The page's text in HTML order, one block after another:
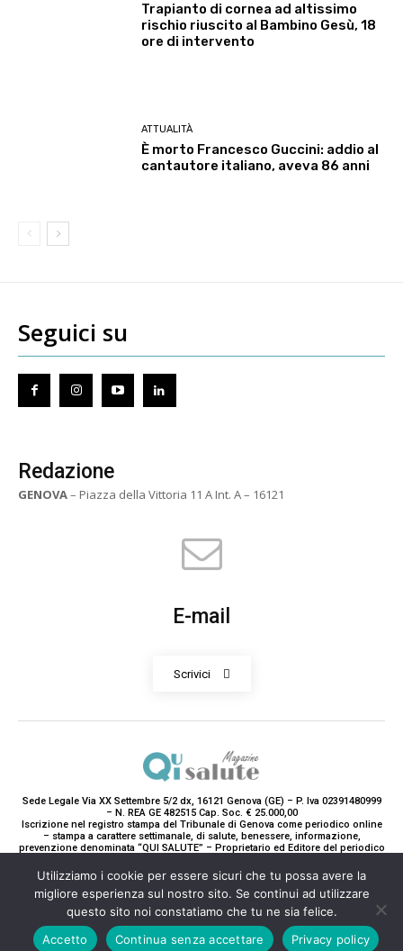
Trapianto di cornea ad altissimo
rischio riuscito al Bambino Gesù, 18
ore di intervento
ATTUALITÀ
È morto Francesco Guccini: addio al
cantautore italiano, aveva 86 anni
Seguici su
Redazione
GENOVA– Piazza della Vittoria 11 A Int. A – 16121
E-mail
Scrivici
Sede Legale Via XX Settembre 5/2 dx, 16121 Genova (GE) – P. Iva 02391480999
– N. REA GE 482515 Cap. Soc. € 25.000,00
Iscrizione nel registro stampa del Tribunale di Genova come periodico online
– stampa a carattere settimanale, di salute, benessere, informazione,
prevenzione denominata “QUI SALUTE” – Proprietario ed Editore del periodico
Paola Gavarone. (Iscrizione registro stampa R.V. 5663/2020 Reg. Stampa
N.14/2020 Cron. 890/2020).
2020-2025© Teddy Luxury SRL
Utilizziamo i cookie per essere sicuri che tu possa avere la
migliore esperienza sul nostro sito. Se continui ad utilizzare
questo sito noi constatiamo che tu ne sia felice.
Accetto
Continua senza accettare Privacy policy